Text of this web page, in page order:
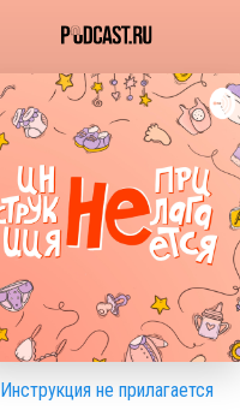
Инструкция не прилагается